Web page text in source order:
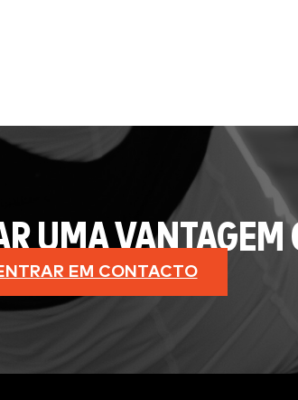
UMA VANTAGEM
EM CONTACTO